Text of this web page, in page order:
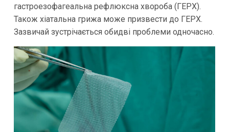
гастроезофагеальна рефлюксна хвороба (ГЕРХ).
Також хіатальна грижа може призвести до ГЕРХ.
Зазвичай зустрічається обидві проблеми одночасно.